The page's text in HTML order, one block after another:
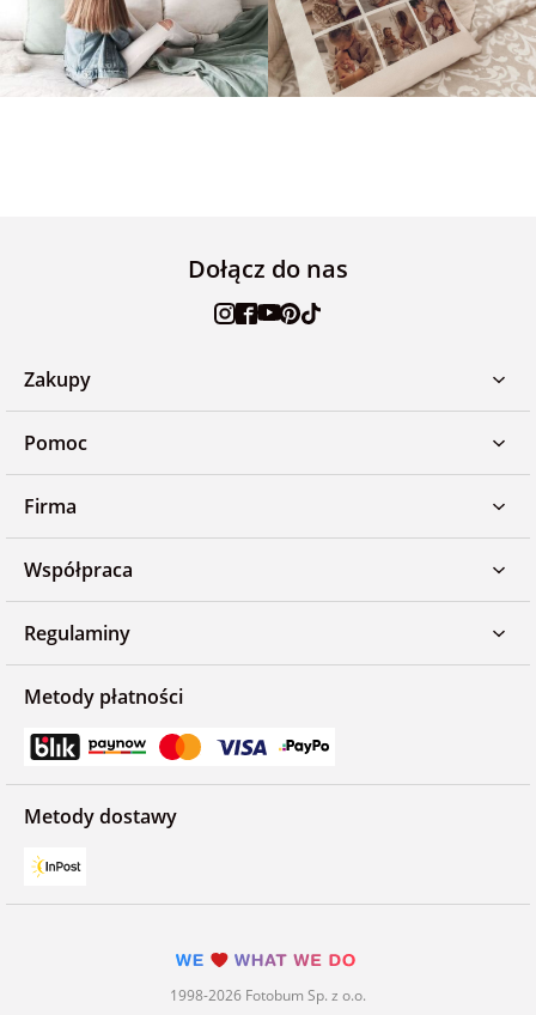
Dołącz do nas
Zakupy
Pomoc
Firma
Współpraca
Regulaminy
Metody płatności
Metody dostawy
1998-2026 Fotobum Sp. z o.o.